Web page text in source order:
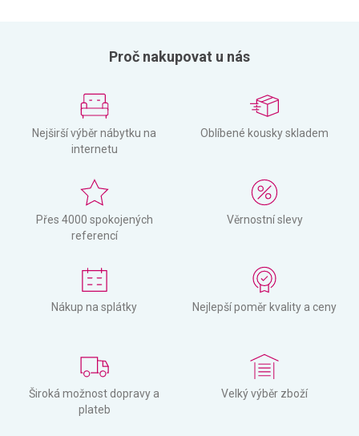
Proč nakupovat u nás
Nejširší výběr nábytku na
internetu
Oblíbené kousky skladem
Přes 4000 spokojených
referencí
Věrnostní slevy
Nákup na splátky Nejlepší poměr kvality a ceny
Široká možnost dopravy a
plateb
Velký výběr zboží